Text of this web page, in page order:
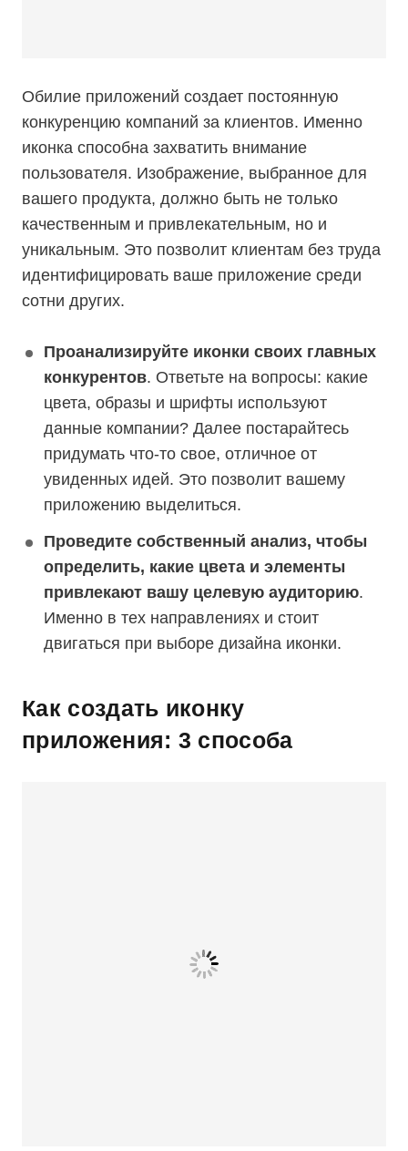
Обилие приложений создает постоянную
конкуренцию компаний за клиентов. Именно
иконка способна захватить внимание
пользователя. Изображение, выбранное для
вашего продукта, должно быть не только
качественным и привлекательным, но и
уникальным. Это позволит клиентам без труда
идентифицировать ваше приложение среди
сотни других.
Проанализируйте иконки своих главных
конкурентов. Ответьте на вопросы: какие
цвета, образы и шрифты используют
данные компании? Далее постарайтесь
придумать что-то свое, отличное от
увиденных идей. Это позволит вашему
приложению выделиться.
Проведите собственный анализ, чтобы
определить, какие цвета и элементы
привлекают вашу целевую аудиторию.
Именно в тех направлениях и стоит
двигаться при выборе дизайна иконки.
Как создать иконку
приложения: 3 способа